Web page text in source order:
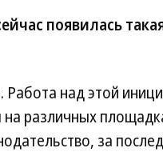
появилась
над этой
различных
за